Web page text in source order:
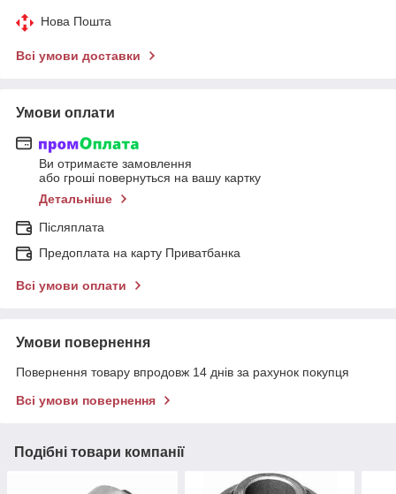
Нова Пошта
Всі умови доставки
Умови оплати
Ви отримаєте замовлення
або гроші повернуться на вашу картку
Детальніше
Післяплата
Предоплата на карту Приватбанка
Всі умови оплати
Умови повернення
Повернення товару впродовж 14 днів за рахунок покупця
Всі умови повернення
Подібні товари компанії